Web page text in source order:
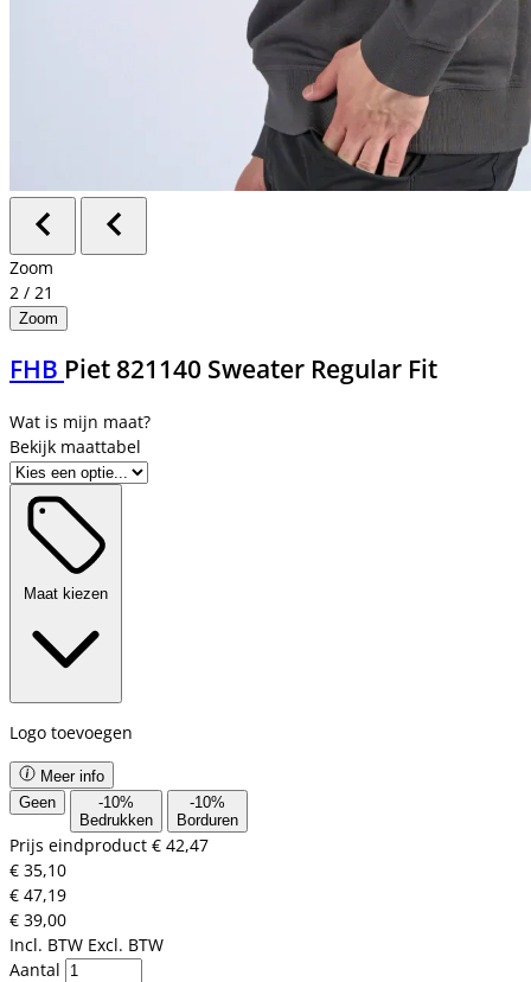
Zoom
2 / 21
Zoom
FHB Piet 821140 Sweater Regular Fit
Bekijk maattabel
Maat kiezen
Logo toevoegen
Meer info
Geen
-10%
Bedrukken
-10%
Borduren
Prijs eindproduct € 42,47
€ 35,10
€ 47,19
€ 39,00
Incl. BTW Excl. BTW
Aantal